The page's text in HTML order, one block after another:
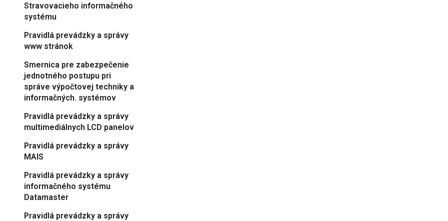
Stravovacieho informačného
systému
Pravidlá prevádzky a správy
www stránok
Smernica pre zabezpečenie
jednotného postupu pri
správe výpočtovej techniky a
informačných. systémov
Pravidlá prevádzky a správy
multimediálnych LCD panelov
Pravidlá prevádzky a správy
MAIS
Pravidlá prevádzky a správy
informačného systému
Datamaster
Pravidlá prevádzky a správy